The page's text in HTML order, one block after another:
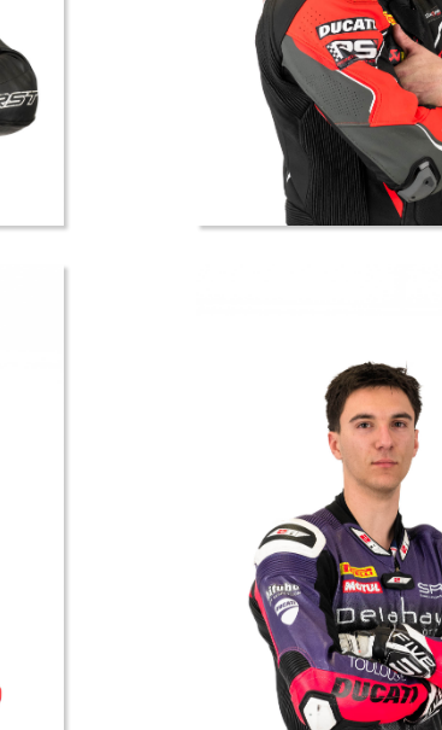
18 //
Anthony
ZERBINI
24 //
Francesco
SABELLICO